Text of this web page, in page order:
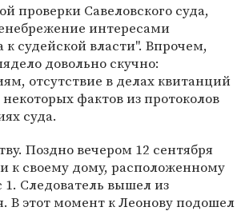
проверки Савеловского суда,
интересами
судейской власти". Впрочем,
довольно скучно:
отсутствие в делах квитанций
фактов из протоколов
суда.
Поздно вечером 12 сентября
к своему дому, расположенному
Следователь вышел из
В этот момент к Леонову подошел